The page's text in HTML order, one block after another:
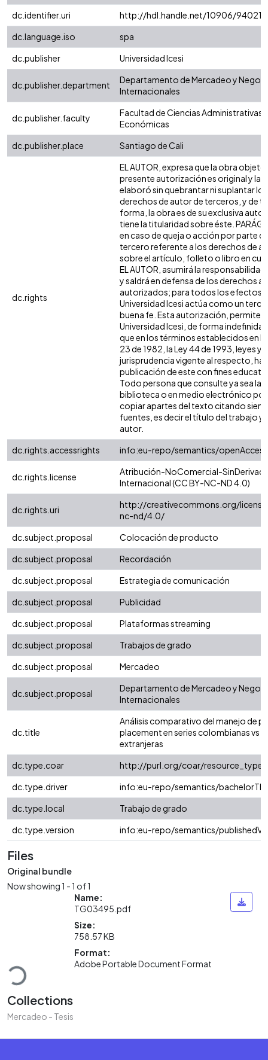
dc.identifier.uri
http://hdl.handle.net/10906/94021
dc.language.iso
spa
dc.publisher
Universidad Icesi
dc.publisher.department
Departamento de Mercadeo y
Internacionales
dc.publisher.faculty
Facultad de Ciencias Administrativas y
Económicas
dc.publisher.place
Santiago de Cali
dc.rights
EL AUTOR, expresa que la obra objeto
presente autorización es original y la
elaboró sin quebrantar ni suplantar los
derechos de autor de terceros, y de
forma, la obra es de su exclusiva
tiene la titularidad sobre éste.
en caso de queja o acción por parte
tercero referente a los derechos de
sobre el artículo, folleto o libro en
EL AUTOR, asumirá la
y saldrá en defensa de los derechos
autorizados; para todos los efectos,
Universidad Icesi actúa como un
buena fe. Esta autorización, permite a
Universidad Icesi, de forma indefinida,
que en los términos establecidos en la
23 de 1982, la Ley 44 de 1993, leyes y
jurisprudencia vigente al respecto,
publicación de este con fines
Todo persona que consulte ya sea la
biblioteca o en medio electrónico
copiar apartes del texto citando
fuentes, es decir el título del trabajo y
autor.
dc.rights.accessrights
info:eu-repo/semantics/openAccess
dc.rights.license
Atribución-NoComercial-
Internacional (CC BY-NC-ND 4.0)
dc.rights.uri
http://creativecommons.org/
nc-nd/4.0/
dc.subject.proposal
Colocación de producto
dc.subject.proposal
Recordación
dc.subject.proposal
Estrategia de comunicación
dc.subject.proposal
Publicidad
dc.subject.proposal
Plataformas streaming
dc.subject.proposal
Trabajos de grado
dc.subject.proposal
Mercadeo
dc.subject.proposal
Departamento de Mercadeo y
Internacionales
dc.title
Análisis comparativo del manejo de
placement en series colombianas vs
extranjeras
dc.type.coar
http://purl.org/coar/resource_type/
dc.type.driver
info:eu-repo/semantics/
dc.type.local
Trabajo de grado
dc.type.version
info:eu-repo/semantics/
Files
Original bundle
Now showing1 - 1 of 1
Loading...
Name:
TG03495.pdf
Size:
758.57 KB
Format:
Adobe Portable Document Format
Collections
Mercadeo - Tesis